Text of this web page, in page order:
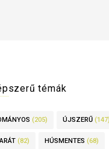
témák
(205) ÚJSZERŰ(147)
(82) HÚSMENTES (68)